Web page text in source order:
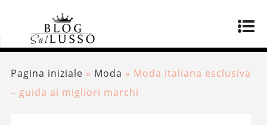
Pagina iniziale » Moda » Moda italiana esclusiva
– guida ai migliori marchi